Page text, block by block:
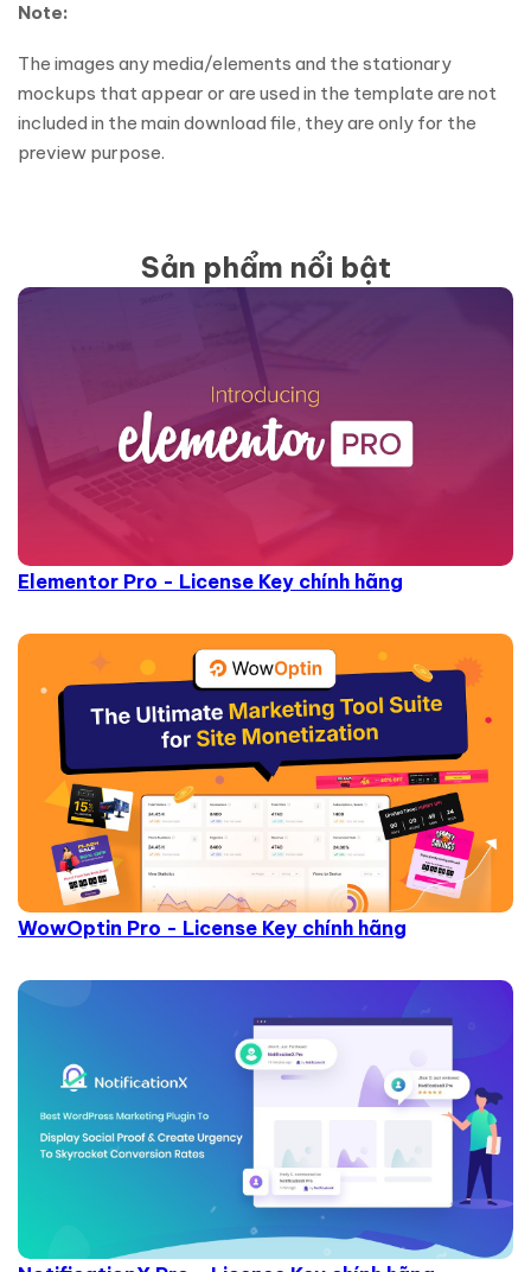
Note:
The images any media/elements and the stationary
mockups that appear or are used in the template are not
included in the main download file, they are only for the
preview purpose.
Sản phẩm nổi bật
Elementor Pro - License Key chính hãng
WowOptin Pro - License Key chính hãng